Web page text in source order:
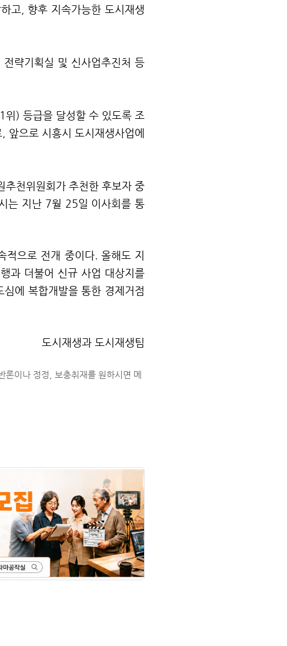
고 ,향후 지속가능한 도시재생
략기획실 및 신사업추진처 등
1 위 ) 등급을 달성할 수 있도록 조
앞으로 시흥시 도시재생사업에
추천위원회가 추천한 후보자 중
는 지난 7월 25일 이사회를 통
적으로 전개 중이다. 올해도 지
과 더불어 신규 사업 대상지를
에 복합개발을 통한 경제거점
도시재생과 도시재생팀
이나 정정, 보충취재를 원하시면 메